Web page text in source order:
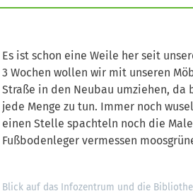
Es ist schon eine Weile her seit
3 Wochen wollen wir mit unseren
Straße in den Neubau umziehen,
jede Menge zu tun. Immer noch
einen Stelle spachteln noch die
Fußbodenleger vermessen
Blick auf das Infozentrum und die